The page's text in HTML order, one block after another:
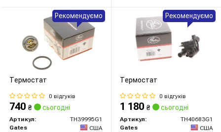
Термостат
0 відгуків
740 ₴ сьогодні
Артикул:
TH39995G1
Gates
США
Рекомендуємо
Термостат
0 відгуків
1 180 ₴ сьогодні
Артикул:
TH40683G1
Gates
США
Рекомендуємо